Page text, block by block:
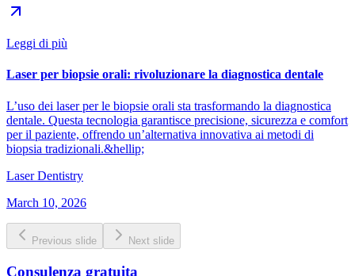
Leggi di più
Laser per biopsie orali: rivoluzionare la diagnostica dentale
L’uso dei laser per le biopsie orali sta trasformando la diagnostica
dentale. Questa tecnologia garantisce precisione, sicurezza e comfort
per il paziente, offrendo un’alternativa innovativa ai metodi di
biopsia tradizionali.&hellip;
Laser Dentistry
March 10, 2026
Previous slide Next slide
Consulenza gratuita